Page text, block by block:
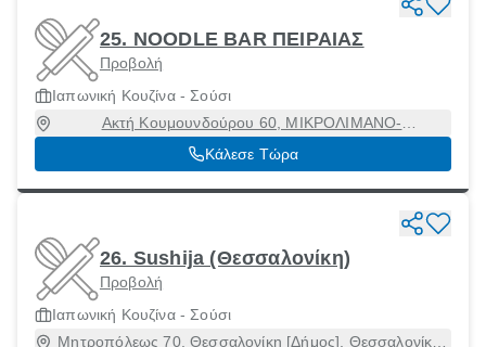
25. NOODLE BAR ΠΕΙΡΑΙΑΣ
Προβολή
Ιαπωνική Κουζίνα - Σούσι
Ακτή Κουμουνδούρου 60, ΜΙΚΡΟΛΙΜΑΝΟ-
ΤΟΥΡΚΟΛΙΜΑΝΟ, Πειραιάς [Δήμος], Αττική, 18533
Κάλεσε Τώρα
26. Sushija (Θεσσαλονίκη)
Προβολή
Ιαπωνική Κουζίνα - Σούσι
Μητροπόλεως 70, Θεσσαλονίκη [Δήμος], Θεσσαλονίκη,